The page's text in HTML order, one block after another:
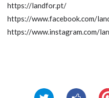
https://landfor.pt/
https://www.facebook.com/
https://www.instagram.com/